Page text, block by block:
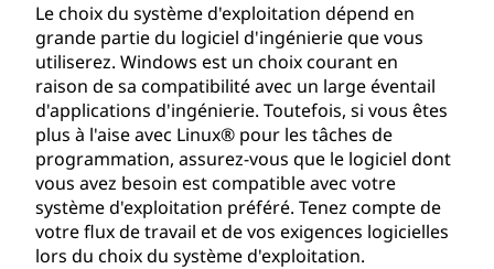
Le choix du système d'exploitation dépend en
grande partie du logiciel d'ingénierie que vous
utiliserez. Windows est un choix courant en
raison de sa compatibilité avec un large éventail
d'applications d'ingénierie. Toutefois, si vous êtes
plus à l'aise avec Linux® pour les tâches de
programmation, assurez-vous que le logiciel dont
vous avez besoin est compatible avec votre
système d'exploitation préféré. Tenez compte de
votre flux de travail et de vos exigences logicielles
lors du choix du système d'exploitation.